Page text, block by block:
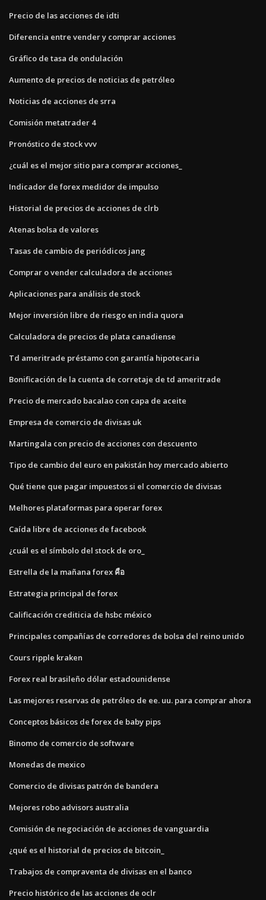
Precio de las acciones de idti
Diferencia entre vender y comprar acciones
Gráfico de tasa de ondulación
Aumento de precios de noticias de petróleo
Noticias de acciones de srra
Comisión metatrader 4
Pronóstico de stock vvv
¿cuál es el mejor sitio para comprar acciones_
Indicador de forex medidor de impulso
Historial de precios de acciones de clrb
Atenas bolsa de valores
Tasas de cambio de periódicos jang
Comprar o vender calculadora de acciones
Aplicaciones para análisis de stock
Mejor inversión libre de riesgo en india quora
Calculadora de precios de plata canadiense
Td ameritrade préstamo con garantía hipotecaria
Bonificación de la cuenta de corretaje de td ameritrade
Precio de mercado bacalao con capa de aceite
Empresa de comercio de divisas uk
Martingala con precio de acciones con descuento
Tipo de cambio del euro en pakistán hoy mercado abierto
Qué tiene que pagar impuestos si el comercio de divisas
Melhores plataformas para operar forex
Caída libre de acciones de facebook
¿cuál es el símbolo del stock de oro_
Estrella de la mañana forex คือ
Estrategia principal de forex
Calificación crediticia de hsbc méxico
Principales compañías de corredores de bolsa del reino unido
Cours ripple kraken
Forex real brasileño dólar estadounidense
Las mejores reservas de petróleo de ee. uu. para comprar ahora
Conceptos básicos de forex de baby pips
Binomo de comercio de software
Monedas de mexico
Comercio de divisas patrón de bandera
Mejores robo advisors australia
Comisión de negociación de acciones de vanguardia
¿qué es el historial de precios de bitcoin_
Trabajos de compraventa de divisas en el banco
Precio histórico de las acciones de oclr